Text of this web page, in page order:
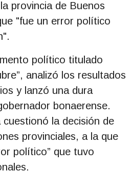
provincia de Buenos
"fue un error político
político titulado
analizó los resultados
y lanzó una dura
bonaerense.
la decisión de
provinciales, a la que
político” que tuvo